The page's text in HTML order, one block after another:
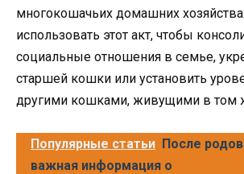
многокошачьих домашних
использовать этот акт, чтобы
социальные отношения в семье,
старшей кошки или установить
другими кошками, живущими в том
Популярные статьи После
важная информация о